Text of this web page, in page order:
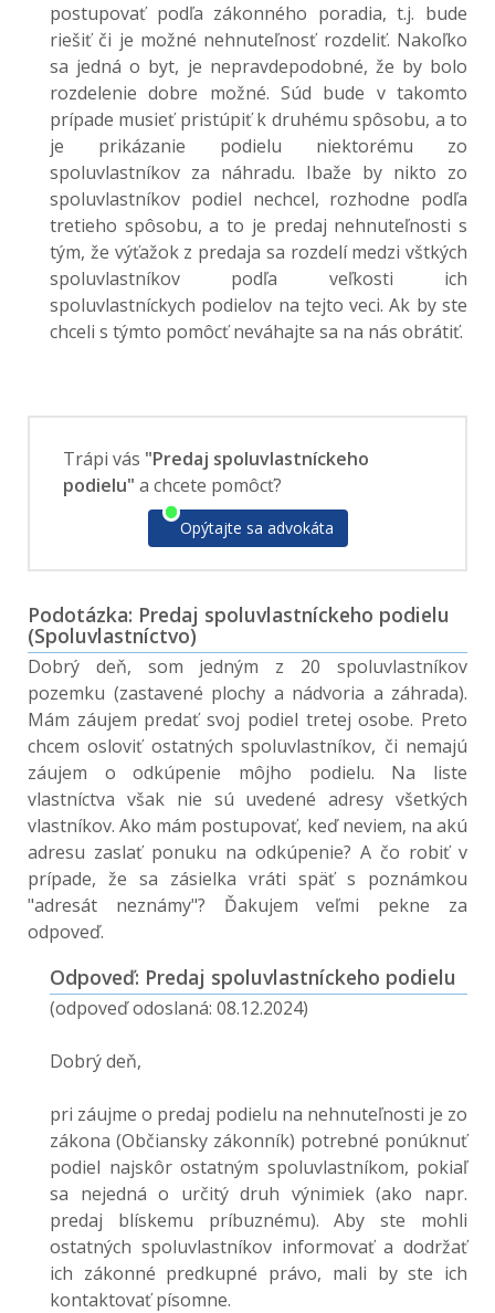
postupovať podľa zákonného poradia, t.j. bude
riešiť či je možné nehnuteľnosť rozdeliť. Nakoľko
sa jedná o byt, je nepravdepodobné, že by bolo
rozdelenie dobre možné. Súd bude v takomto
prípade musieť pristúpiť k druhému spôsobu, a to
je prikázanie podielu niektorému zo
spoluvlastníkov za náhradu. Ibaže by nikto zo
spoluvlastníkov podiel nechcel, rozhodne podľa
tretieho spôsobu, a to je predaj nehnuteľnosti s
tým, že výťažok z predaja sa rozdelí medzi vštkých
spoluvlastníkov podľa veľkosti ich
spoluvlastníckych podielov na tejto veci. Ak by ste
chceli s týmto pomôcť neváhajte sa na nás obrátiť.
Trápi vás "Predaj spoluvlastníckeho
podielu" a chcete pomôcť?
Opýtajte sa advokáta
Podotázka: Predaj spoluvlastníckeho podielu
(Spoluvlastníctvo)
Dobrý deň, som jedným z 20 spoluvlastníkov
pozemku (zastavené plochy a nádvoria a záhrada).
Mám záujem predať svoj podiel tretej osobe. Preto
chcem osloviť ostatných spoluvlastníkov, či nemajú
záujem o odkúpenie môjho podielu. Na liste
vlastníctva však nie sú uvedené adresy všetkých
vlastníkov. Ako mám postupovať, keď neviem, na akú
adresu zaslať ponuku na odkúpenie? A čo robiť v
prípade, že sa zásielka vráti späť s poznámkou
"adresát neznámy"? Ďakujem veľmi pekne za
odpoveď.
Odpoveď: Predaj spoluvlastníckeho podielu
(odpoveď odoslaná: 08.12.2024)
Dobrý deň,
pri záujme o predaj podielu na nehnuteľnosti je zo
zákona (Občiansky zákonník) potrebné ponúknuť
podiel najskôr ostatným spoluvlastníkom, pokiaľ
sa nejedná o určitý druh výnimiek (ako napr.
predaj blískemu príbuznému). Aby ste mohli
ostatných spoluvlastníkov informovať a dodržať
ich zákonné predkupné právo, mali by ste ich
kontaktovať písomne.